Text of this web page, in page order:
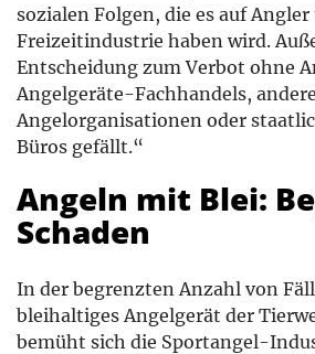
sozialen Folgen, die es auf Angler
Freizeitindustrie haben wird.
Entscheidung zum Verbot ohne
Angelgeräte-Fachhandels,
Angelorganisationen oder
Büros gefällt.“
Angeln mit Blei:
Schaden
In der begrenzten Anzahl von
bleihaltiges Angelgerät der
bemüht sich die Sportangel-